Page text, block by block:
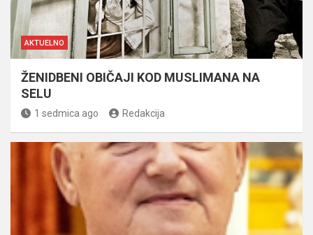
AKTUELNO
ŽENIDBENI OBIČAJI KOD MUSLIMANA NA
SELU
1 sedmica ago Redakcija